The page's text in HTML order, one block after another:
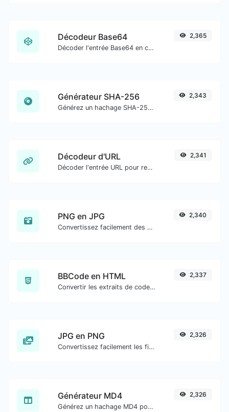
Décodeur Base64
Décoder l'entrée Base64 en chaîne.
2,365
Générateur SHA-256
Générez un hachage SHA-256 pour toute entrée de chaîne.
2,343
Décodeur d'URL
Décoder l'entrée URL pour revenir à une chaîne normale.
2,341
PNG en JPG
Convertissez facilement des fichiers image PNG en JPG.
2,340
BBCode en HTML
Convertir les extraits de code bbcode de type forum en code HTML brut.
2,337
JPG en PNG
Convertissez facilement les fichiers image JPG en PNG.
2,326
Générateur MD4
Générez un hachage MD4 pour toute entrée de chaîne.
2,326